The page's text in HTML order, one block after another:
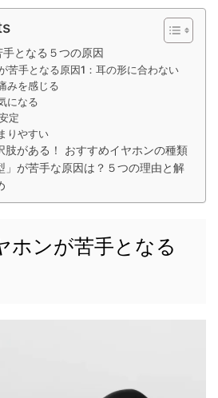
となる５つの原因
苦手となる原因1：耳の形に合わない
みを感じる
になる
定
りやすい
肢がある！ おすすめイヤホンの種類
」が苦手な原因は？５つの理由と解
ホンが苦手となる